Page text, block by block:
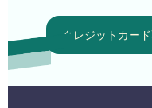
クレジットカー